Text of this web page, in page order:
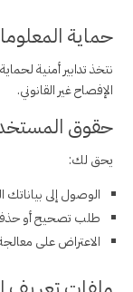
حماية
نتخذ تدابير أمنية
الإفصاح غير القانوني.
حقوق
يحق لك:
الوصول إلى
طلب تصحيح أو حذف
الاعتراض على